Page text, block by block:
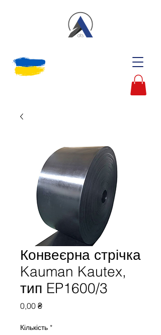
Конвеєрна стрічка
Kauman Kautex,
тип EP1600/3
0,00 ₴Ціна
Кількість *